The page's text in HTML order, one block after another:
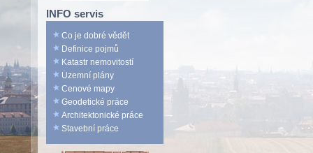
INFO servis
Co je dobré vědět
Definice pojmů
Katastr nemovitostí
Územní plány
Cenové mapy
Geodetické práce
Architektonické práce
Stavební práce